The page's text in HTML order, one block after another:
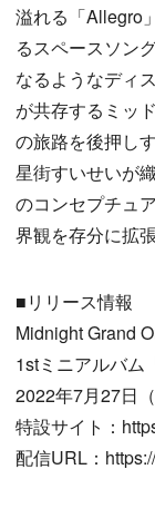
溢れる「Allegro
るスペースソン
なるようなディ
が共存するミッ
の旅路を後押し
星街すいせいが
のコンセプチュ
界観を存分に拡
■リリース情報
Midnight Grand
1stミニアルバム
2022年7月27日
特設サイト：
配信URL：